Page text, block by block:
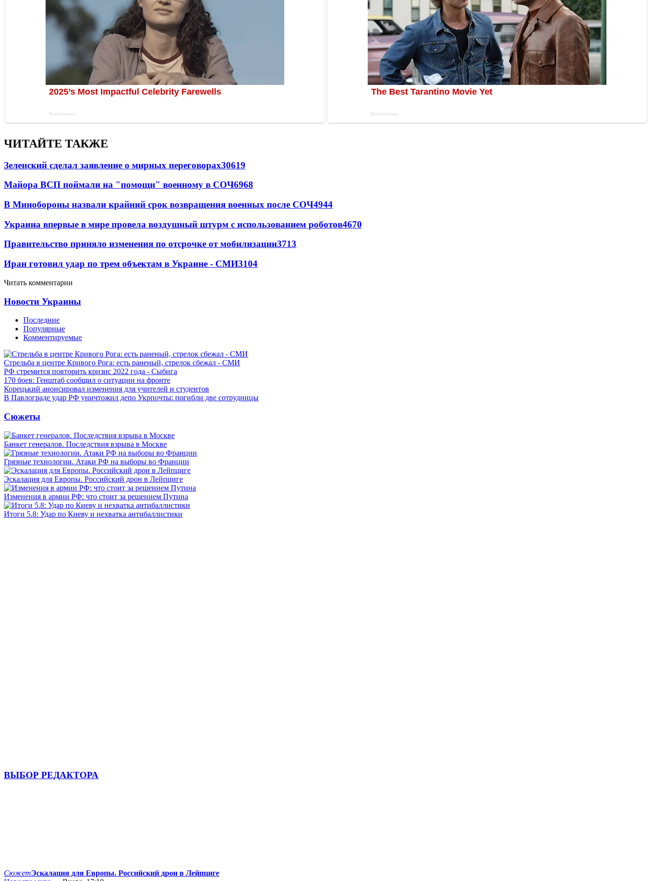
ЧИТАЙТЕ ТАКЖЕ
Зеленский сделал заявление о мирных переговорах30619
Майора ВСП поймали на "помощи" военному в СОЧ6968
В Минобороны назвали крайний срок возвращения военных после СОЧ4944
Украина впервые в мире провела воздушный штурм с использованием роботов4670
Правительство приняло изменения по отсрочке от мобилизации3713
Иран готовил удар по трем объектам в Украине - СМИ3104
Читать комментарии
Новости Украины
Последние
Популярные
Комментируемые
Стрельба в центре Кривого Рога: есть раненый, стрелок сбежал - СМИ
РФ стремится повторить кризис 2022 года - Сыбига
170 боев: Генштаб сообщил о ситуации на фронте
Корецький анонсировал изменения для учителей и студентов
В Павлограде удар РФ уничтожил депо Укрпочты: погибли две сотрудницы
Сюжеты
Банкет генералов. Последствия взрыва в Москве
Грязные технологии. Атаки РФ на выборы во Франции
Эскалация для Европы. Российский дрон в Лейпциге
Изменения в армии РФ: что стоит за решением Путина
Итоги 5.8: Удар по Киеву и нехватка антибаллистики
ВЫБОР РЕДАКТОРА
СюжетЭскалация для Европы. Российский дрон в Лейпциге